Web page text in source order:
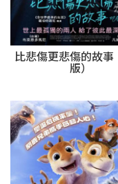
比悲傷更悲傷的故事
版）